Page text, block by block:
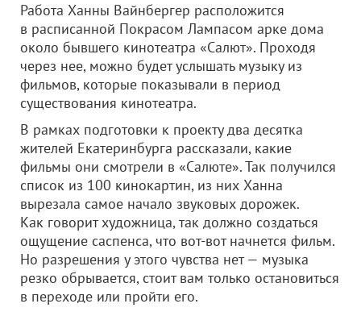
Работа Ханны Вайнбергер расположится
в расписанной Покрасом Лампасом арке дома
около бывшего кинотеатра «Салют». Проходя
через нее, можно будет услышать музыку из
фильмов, которые показывали в период
существования кинотеатра.
В рамках подготовки к проекту два десятка
жителей Екатеринбурга рассказали, какие
фильмы они смотрели в «Салюте». Так получился
список из 100 кинокартин, из них Ханна
вырезала самое начало звуковых дорожек.
Как говорит художница, так должно создаться
ощущение саспенса, что вот-вот начнется фильм.
Но разрешения у этого чувства нет — музыка
резко обрывается, стоит вам только остановиться
в переходе или пройти его.